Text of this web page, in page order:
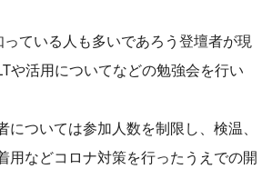
ている人も多いであろう登壇者が現
や活用についてなどの勉強会を行い
については参加人数を制限し、検温、
用などコロナ対策を行ったうえでの開